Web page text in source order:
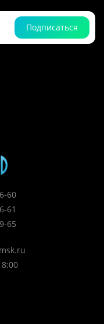
Подписаться
60
61
65